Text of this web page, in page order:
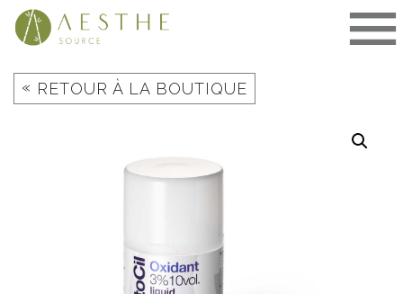
Aller
« RETOUR À LA BOUTIQUE